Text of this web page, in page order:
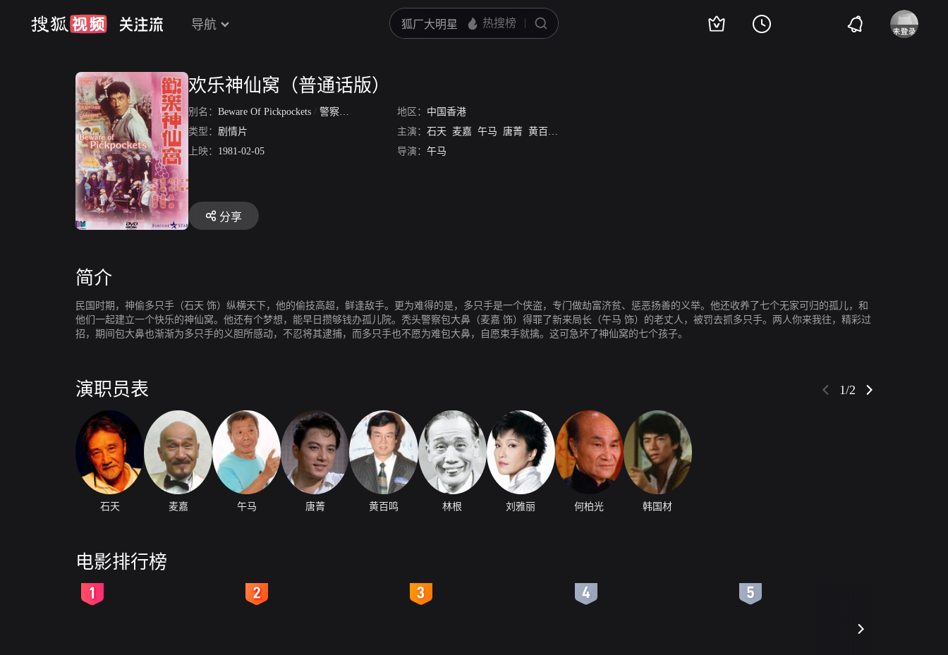
导航
欢乐神仙窝（普通话版）
别名： Beware Of Pickpockets / 警察斗小偷 地区： 中国香港
类型： 剧情片 主演： 石天 麦嘉 午马 唐菁 黄百鸣
上映： 1981-02-05 导演： 午马
分享
简介
民国时期，神偷多只手（石天 饰）纵横天下，他的偷技高超，鲜逢敌手。更为难得的是，多只手是一个侠盗，专门做劫富济贫、惩恶扬善的义举。他还收养了七个无家可归的孤儿，和
他们一起建立一个快乐的神仙窝。他还有个梦想，能早日攒够钱办孤儿院。秃头警察包大鼻（麦嘉 饰）得罪了新来局长（午马 饰）的老丈人，被罚去抓多只手。两人你来我往，精彩过
招，期间包大鼻也渐渐为多只手的义胆所感动，不忍将其逮捕，而多只手也不愿为难包大鼻，自愿束手就擒。这可急坏了神仙窝的七个孩子。
演职员表 1/2
石天 麦嘉 午马 唐菁 黄百鸣 林根 刘雅丽 何柏光 韩国材
电影排行榜